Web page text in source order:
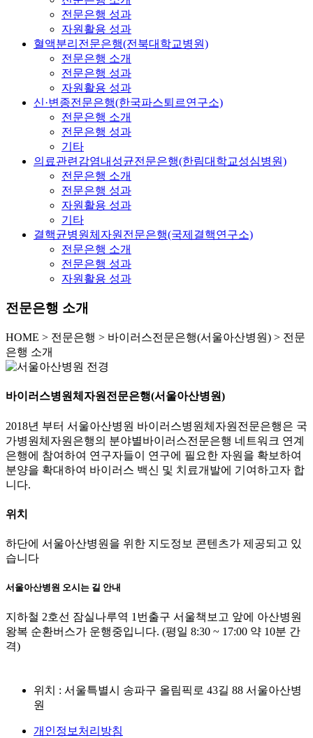
전문은행 성과
자원활용 성과
혈액분리전문은행(전북대학교병원)
전문은행 소개
전문은행 성과
자원활용 성과
신·변종전문은행(한국파스퇴르연구소)
전문은행 소개
전문은행 성과
기타
의료관련감염내성균전문은행(한림대학교성심병원)
전문은행 소개
전문은행 성과
자원활용 성과
기타
결핵균병원체자원전문은행(국제결핵연구소)
전문은행 소개
전문은행 성과
자원활용 성과
전문은행 소개
HOME > 전문은행 > 바이러스전문은행(서울아산병원) > 전문
은행 소개
바이러스병원체자원전문은행(서울아산병원)
2018년 부터 서울아산병원 바이러스병원체자원전문은행은 국
가병원체자원은행의 분야별바이러스전문은행 네트워크 연계
은행에 참여하여 연구자들이 연구에 필요한 자원을 확보하여
분양을 확대하여 바이러스 백신 및 치료개발에 기여하고자 합
니다.
위치
하단에 서울아산병원을 위한 지도정보 콘텐츠가 제공되고 있
습니다
서울아산병원 오시는 길 안내
지하철 2호선 잠실나루역 1번출구 서울책보고 앞에 아산병원
왕복 순환버스가 운행중입니다. (평일 8:30 ~ 17:00 약 10분 간
격)
위치 : 서울특별시 송파구 올림픽로 43길 88 서울아산병
원
개인정보처리방침